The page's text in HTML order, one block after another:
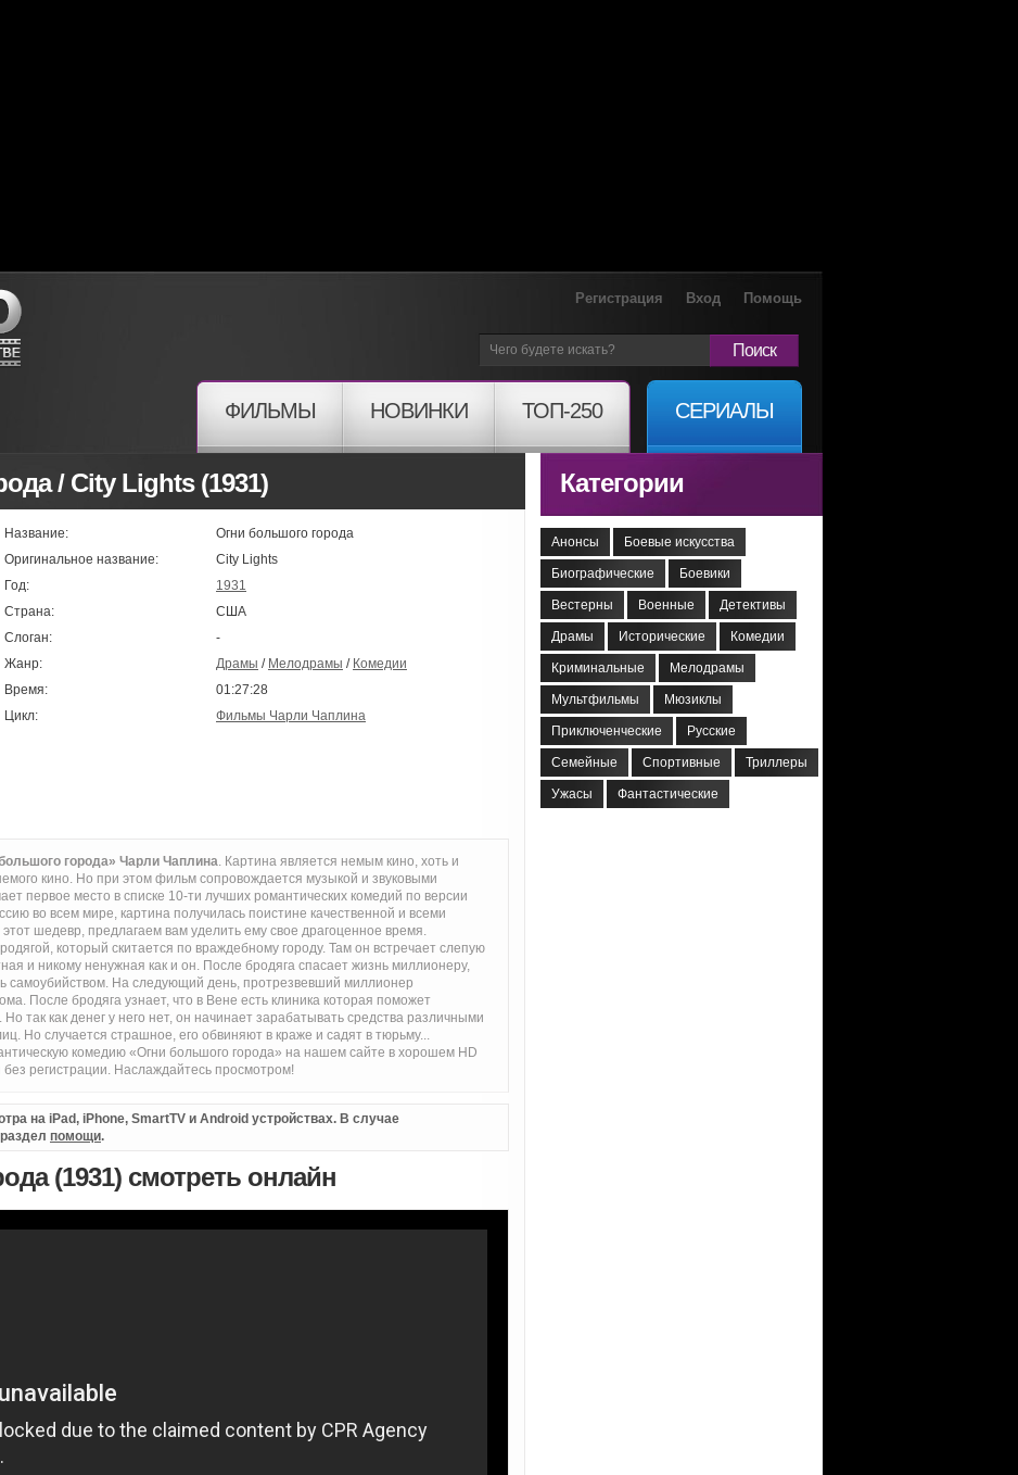
Регистрация Вход Помощь
Поиск
ФИЛЬМЫ НОВИНКИ ТОП-250 СЕРИАЛЫ
/ City Lights (1931)
Название:
Огни большого города
Оригинальное название:
City Lights
Год:
1931
Страна:
США
Слоган:
-
Жанр:
Драмы / Мелодрамы / Комедии
Время:
01:27:28
Цикл:
Фильмы Чарли Чаплина
города» Чарли Чаплина . Картина является немым кино, хоть и
кино. Но при этом фильм сопровождается музыкой и звуковыми
первое место в списке 10-ти лучших романтических комедий по версии
во всем мире, картина получилась поистине качественной и всеми
шедевр, предлагаем вам уделить ему свое драгоценное время.
который скитается по враждебному городу. Там он встречает слепую
и никому ненужная как и он. После бродяга спасает жизнь миллионеру,
самоубийством. На следующий день, протрезвевший миллионер
После бродяга узнает, что в Вене есть клиника которая поможет
так как денег у него нет, он начинает зарабатывать средства различными
Но случается страшное, его обвиняют в краже и садят в тюрьму...
комедию «Огни большого города» на нашем сайте в хорошем HD
регистрации. Наслаждайтесь просмотром!
на iPad, iPhone, SmartTV и Android устройствах. В случае
помощи.
(1931) смотреть онлайн
Категории
Анонсы Боевые искусства
Биографические Боевики
Вестерны Военные Детективы
Драмы Исторические Комедии
Криминальные Мелодрамы
Мультфильмы Мюзиклы
Приключенческие Русские
Семейные Спортивные Триллеры
Ужасы Фантастические